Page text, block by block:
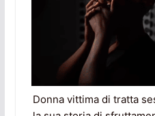
Donna vittima di tratta